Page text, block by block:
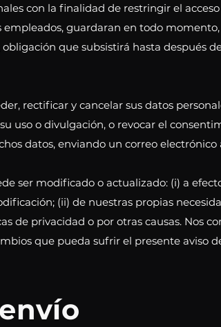
con la finalidad de restringir el
empleados, guardaran en todo
que subsistirá hasta después
rectificar y cancelar sus datos
uso o divulgación, o revocar el
datos, enviando un correo
ser modificado o actualizado: (i) a
(ii) de nuestras propias
de privacidad o por otras causas. Nos
que pueda sufrir el presente aviso